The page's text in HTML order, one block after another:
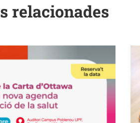
relacionades